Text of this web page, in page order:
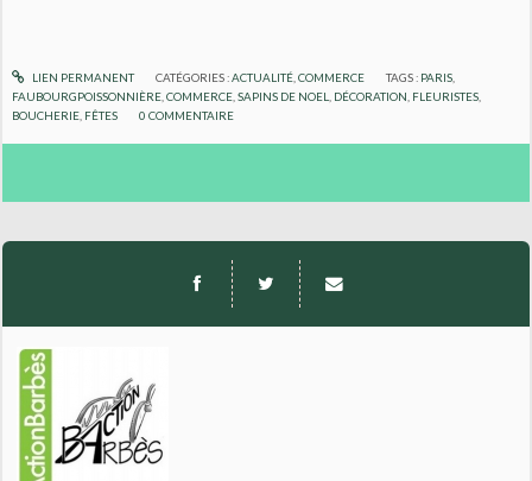
LIEN PERMANENT CATÉGORIES :ACTUALITÉ, COMMERCE TAGS : PARIS
FAUBOURGPOISSONNIÈRE ,COMMERCE ,SAPINS DE NOEL DÉCORATION FLEURISTES
BOUCHERIE FÊTES 0 COMMENTAIRE